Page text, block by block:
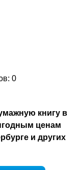
0
книгу в
ценам
и других